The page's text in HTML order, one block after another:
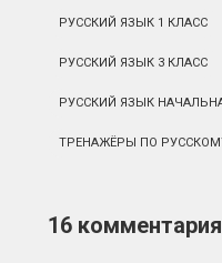
РУССКИЙ ЯЗЫК 1 КЛАСС
РУССКИЙ ЯЗЫК 3 КЛАСС
РУССКИЙ ЯЗЫК
ТРЕНАЖЁРЫ ПО
16 комментария